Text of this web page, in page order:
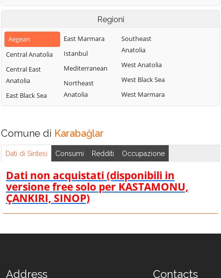
Regioni
Aegean
Central Anatolia
Central East
Anatolia
East Black Sea
East Marmara
Istanbul
Mediterranean
Northeast
Anatolia
Southeast
Anatolia
West Anatolia
West Black Sea
West Marmara
Comune di Karabağlar
Dati di Sintesi Consumi Redditi Occupazione
Dati non acquistati (disponibili in
versione free solo per KASTAMONU,
ÇANKIRI, SINOP)
Address Contacts